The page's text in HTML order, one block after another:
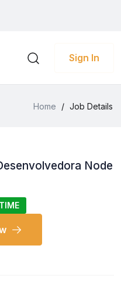
Sign In
Home / Job Details
Node